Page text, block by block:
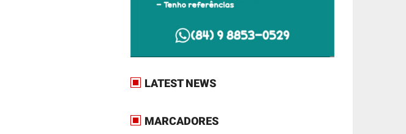
LATEST NEWS
MARCADORES